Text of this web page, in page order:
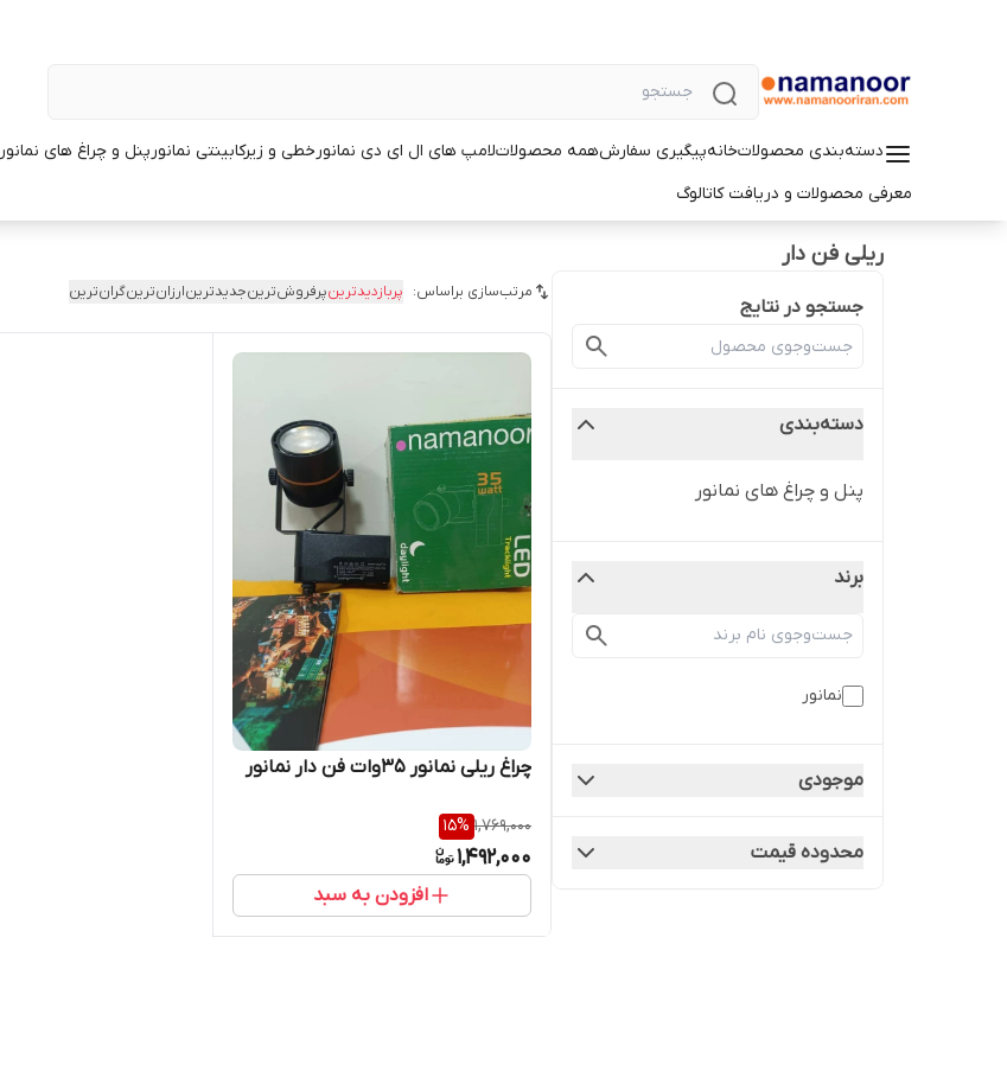
دسته‌بندی محصولاتخانهپیگیری سفارشهمه محصولاتلامپ های ال ای دی نمانورخطی و زیرکابینتی نمانورپنل و چراغ های نمانور
معرفی محصولات و دریافت کاتالوگ
ریلی فن دار
جستجو در نتایج
دسته‌بندی
پنل و چراغ های نمانور
برند
نمانور
موجودی
محدوده قیمت
مرتب‌سازی براساس: پربازدیدترینپرفروش‌ترینجدیدترینارزان‌ترینگران‌ترین
چراغ ریلی نمانور 35وات فن دار نمانور
1,769,000
15%
1,492,000
افزودن به سبد